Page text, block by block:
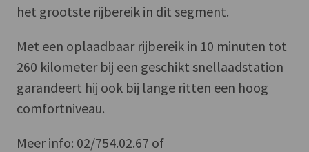
het grootste rijbereik in dit segment.
Met een oplaadbaar rijbereik in 10 minuten tot
260 kilometer bij een geschikt snellaadstation
garandeert hij ook bij lange ritten een hoog
comfortniveau.
Meer info: 02/754.02.67 of